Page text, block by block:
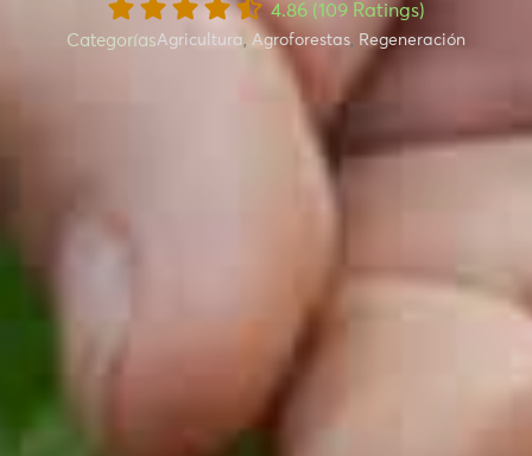
4.86 (109 Ratings)
CategoríasAgricultura, Agroforestas, Regeneración